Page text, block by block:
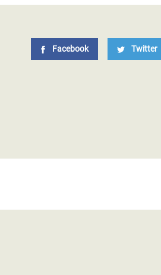
Facebook Twitter